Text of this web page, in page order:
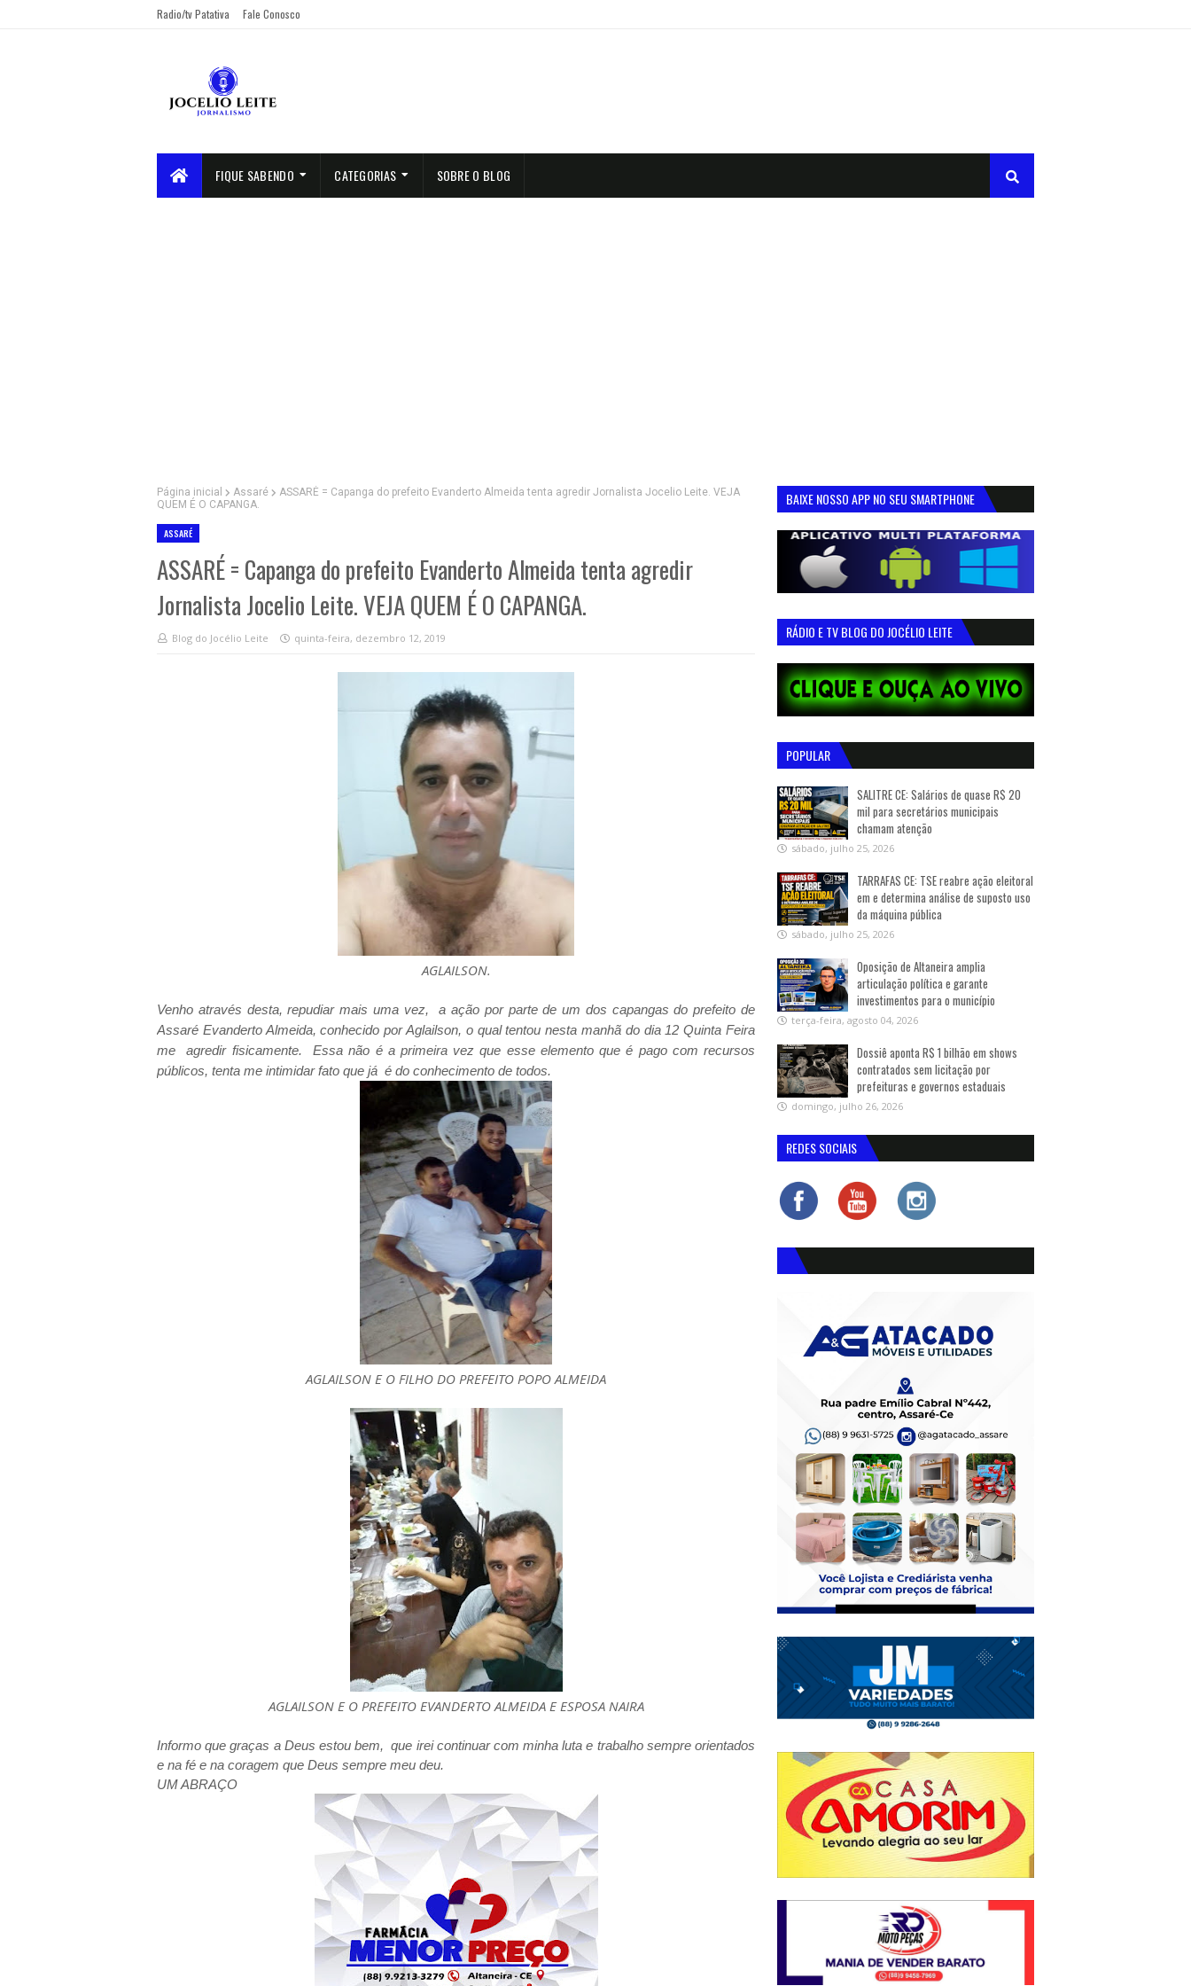
Radio/tv Patativa Fale Conosco
FIQUE SABENDO CATEGORIAS SOBRE O BLOG
Página inicial Assaré
ASSARÉ = Capanga do prefeito Evanderto Almeida tenta agredir Jornalista Jocelio Leite. VEJA
QUEM É O CAPANGA.
ASSARÉ
ASSARÉ = Capanga do prefeito Evanderto Almeida tenta agredir
Jornalista Jocelio Leite. VEJA QUEM É O CAPANGA.
Blog do Jocélio Leite quinta-feira, dezembro 12, 2019
AGLAILSON.
Venho através desta, repudiar mais uma vez, a ação por parte de um dos capangas do prefeito de
Assaré Evanderto Almeida, conhecido por Aglailson, o qual tentou nesta manhã do dia 12 Quinta Feira
me agredir fisicamente.Essa não é a primeira vez que esse elemento que é pago com recursos
públicos, tenta me intimidar fato que já é do conhecimento de todos.
AGLAILSON E O FILHO DO PREFEITO POPO ALMEIDA
AGLAILSON E O PREFEITO EVANDERTO ALMEIDA E ESPOSA NAIRA
Informo que graças a Deus estou bem, que irei continuar com minha luta e trabalho sempre orientados
e na fé e na coragem que Deus sempre meu deu.
UM ABRAÇO
BAIXE NOSSO APP NO SEU SMARTPHONE
RÁDIO E TV BLOG DO JOCÉLIO LEITE
POPULAR
SALITRE CE: Salários de quase R$ 20
mil para secretários municipais
chamam atenção
sábado, julho 25, 2026
TARRAFAS CE: TSE reabre ação eleitoral
em e determina análise de suposto uso
da máquina pública
sábado, julho 25, 2026
Oposição de Altaneira amplia
articulação política e garante
investimentos para o município
terça-feira, agosto 04, 2026
Dossiê aponta R$ 1 bilhão em shows
contratados sem licitação por
prefeituras e governos estaduais
domingo, julho 26, 2026
REDES SOCIAIS